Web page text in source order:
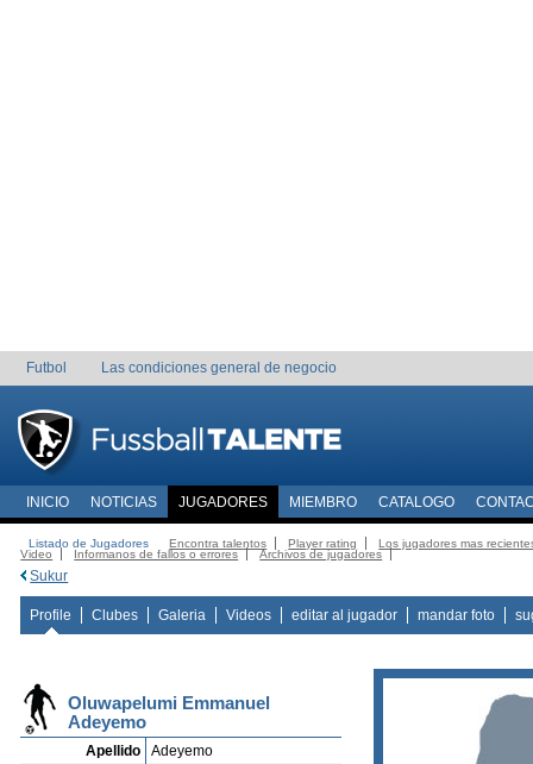
Futbol Las condiciones general de negocio
INICIO NOTICIAS JUGADORES MIEMBRO CATALOGO
Listado de Jugadores Encontra talentos Player rating
Los jugadores mas
Video
Informanos de fallos o errores Archivos de jugadores
Sukur
Profile Clubes Galeria Videos editar al jugador mandar foto
Oluwapelumi Emmanuel
Adeyemo
Apellido
Adeyemo